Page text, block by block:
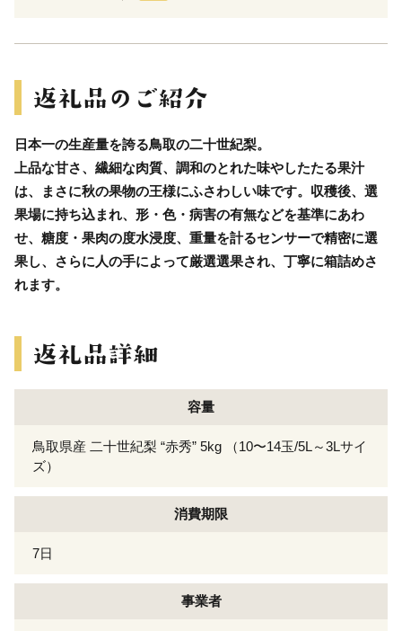
日本一の生産量を誇る鳥取の二十世紀梨。
上品な甘さ、繊細な肉質、調和のとれた味やしたたる果汁
は、まさに秋の果物の王様にふさわしい味です。収穫後、選
果場に持ち込まれ、形・色・病害の有無などを基準にあわ
せ、糖度・果肉の度水浸度、重量を計るセンサーで精密に選
果し、さらに人の手によって厳選選果され、丁寧に箱詰めさ
れます。
容量
鳥取県産 二十世紀梨 “赤秀” 5kg （10〜14玉/5L～3Lサイ
ズ）
消費期限
7日
事業者